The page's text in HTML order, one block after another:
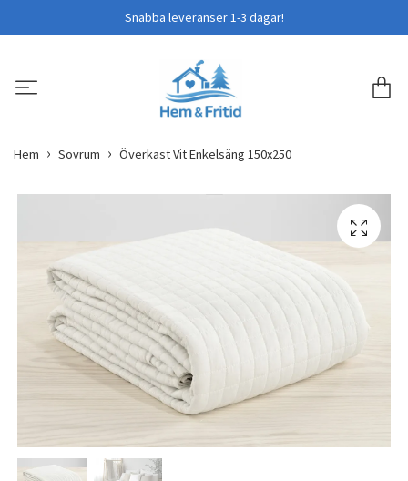
Snabba leveranser 1-3 dagar!
Hem Sovrum Överkast Vit Enkelsäng 150x250